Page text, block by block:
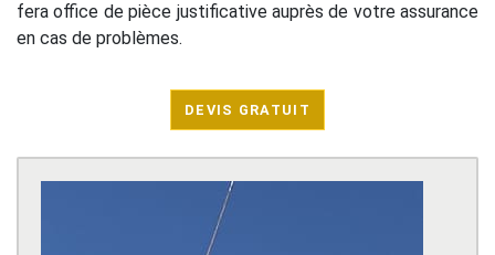
fera office de pièce justificative auprès de votre assurance
en cas de problèmes.
DEVIS GRATUIT